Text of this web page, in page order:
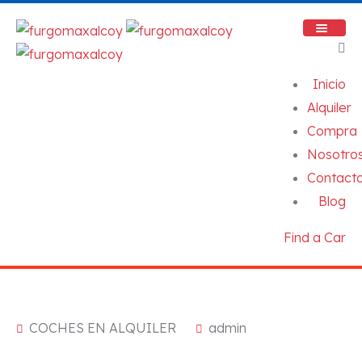
Inicio
Alquiler
Compra
Blog
Find a Car
COCHES EN ALQUILER admin